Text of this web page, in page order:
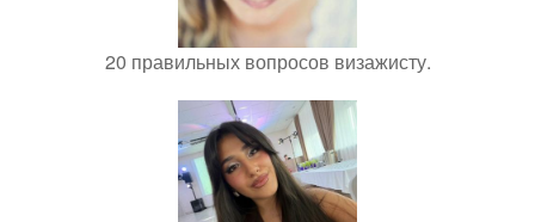
20 правильных вопросов визажисту.